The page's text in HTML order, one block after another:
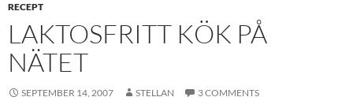
RECEPT
LAKTOSFRITT KÖK PÅ
NÄTET
SEPTEMBER 14, 2007 STELLAN 3 COMMENTS